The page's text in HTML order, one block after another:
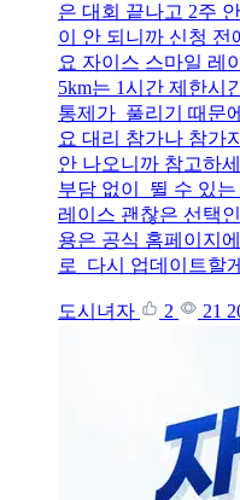
은 대회 끝나고 2주
이 안 되니까 신청
요 자이스 스마일 레
5km는 1시간 제한시
통제가 풀리기 때문
요 대리 참가나 참가
안 나오니까 참고하
부담 없이 뛸 수 있
레이스 괜찮은 선택
용은 공식 홈페이지
로 다시 업데이트할
도시녀자 2 21